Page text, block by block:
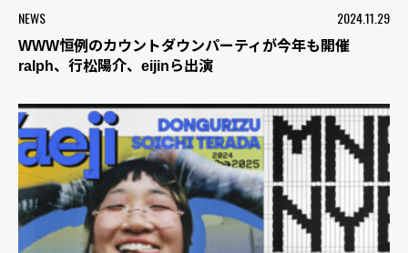
NEWS 2024.11.29
WWW恒例のカウントダウンパーティが今年も開催
ralph、行松陽介、eijinら出演